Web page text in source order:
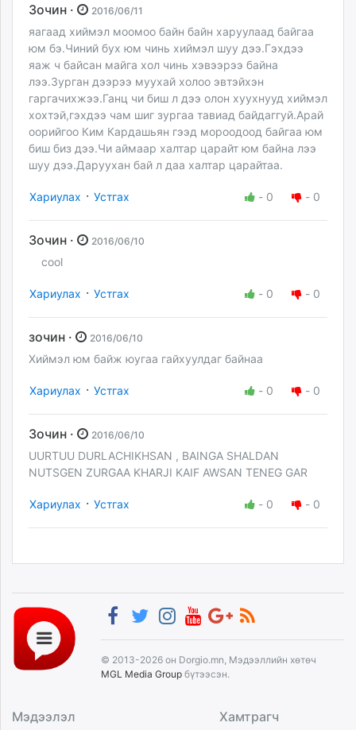
Зочин · 2016/06/11
яагаад хиймэл моомоо байн байн харуулаад байгаа
юм бэ.Чиний бух юм чинь хиймэл шуу дээ.Гэхдээ
яаж ч байсан майга хол чинь хэвээрээ байна
лээ.Зурган дээрээ муухай холоо эвтэйхэн
гаргачихжээ.Ганц чи биш л дээ олон хуухнууд хиймэл
хохтэй,гэхдээ чам шиг зургаа тавиад байдаггуй.Арай
оорийгоо Ким Кардашьян гээд мороодоод байгаа юм
биш биз дээ.Чи аймаар халтар царайт юм байна лээ
шуу дээ.Даруухан бай л даа халтар царайтаа.
Хариулах · Устгах - 0 - 0
Зочин · 2016/06/10
cool
Хариулах · Устгах - 0 - 0
зочин · 2016/06/10
Хиймэл юм байж юугаа гайхуулдаг байнаа
Хариулах · Устгах - 0 - 0
Зочин · 2016/06/10
UURTUU DURLACHIKHSAN , BAINGA SHALDAN
NUTSGEN ZURGAA KHARJI KAIF AWSAN TENEG GAR
Хариулах · Устгах - 0 - 0
© 2013-2026 он Dorgio.mn, Мэдээллийн хөтөч
MGL Media Group бүтээсэн.
Мэдээлэл Хамтрагч